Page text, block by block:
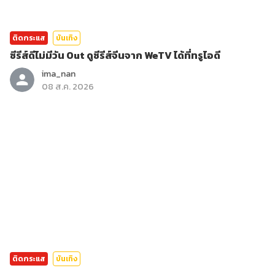
ติดกระแส บันเทิง
ซีรีส์ดีไม่มีวัน Out ดูซีรีส์จีนจาก WeTV ได้ที่ทรูไอดี
ima_nan
08 ส.ค. 2026
ติดกระแส บันเทิง